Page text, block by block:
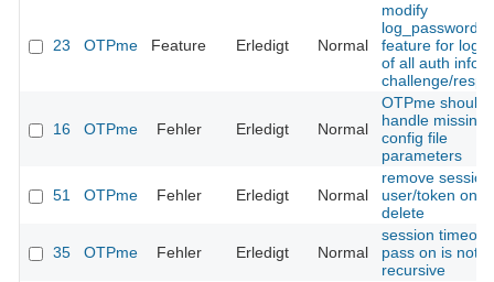
23 OTPme Feature Erledigt Normal
modify
log_passwords
feature for
of all auth infos
challenge/
16 OTPme Fehler Erledigt Normal
OTPme should
handle missing
config file
parameters
51 OTPme Fehler Erledigt Normal
remove
user/token on
delete
35 OTPme Fehler Erledigt Normal
session timeout
pass on is not
recursive